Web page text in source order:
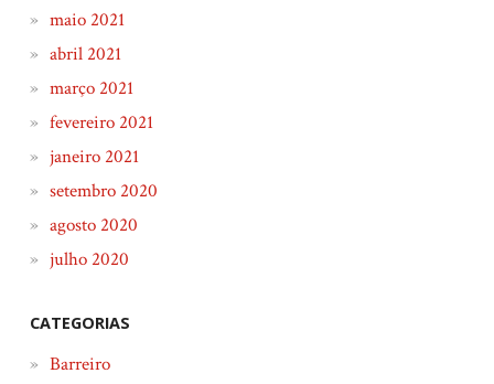
maio 2021
abril 2021
março 2021
fevereiro 2021
janeiro 2021
setembro 2020
agosto 2020
julho 2020
CATEGORIAS
Barreiro